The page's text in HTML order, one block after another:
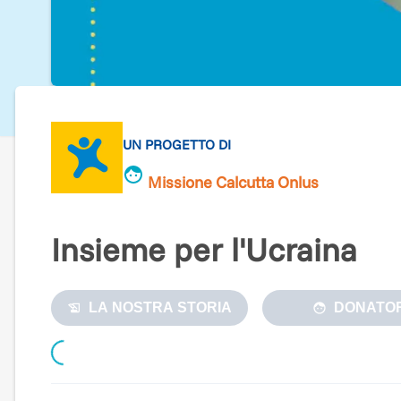
UN PROGETTO DI
Missione Calcutta Onlus
Insieme per l'Ucraina
LA NOSTRA STORIA
Loading...